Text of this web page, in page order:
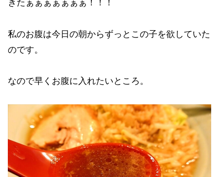
きたぁぁぁぁぁぁぁ！！！
私のお腹は今日の朝からずっとこの子を欲していた
のです。
なので早くお腹に入れたいところ。